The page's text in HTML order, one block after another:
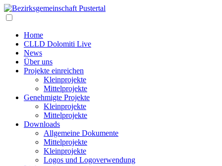
Home
CLLD Dolomiti Live
News
Über uns
Projekte einreichen
Kleinprojekte
Mittelprojekte
Genehmigte Projekte
Kleinprojekte
Mittelprojekte
Downloads
Allgemeine Dokumente
Mittelprojekte
Kleinprojekte
Logos und Logoverwendung